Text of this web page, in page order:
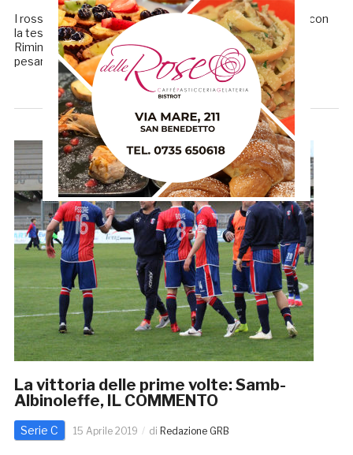
I rossoblù di mister Magi sono già tornati a lavoro subito con
la testa verso la prossima sfida contro il fanalino di coda
Rimini. Proprio in vista del prossimo impegno, il tecnico
pesarese, avrà qualche […]
La vittoria delle prime volte: Samb-
Albinoleffe, IL COMMENTO
Serie C 15 Aprile 2019 di Redazione GRB